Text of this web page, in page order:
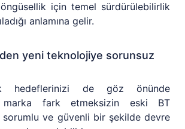
için temel sürdürülebilirlik
anlamına gelir.
yeni teknolojiye sorunsuz
hedeflerinizi de göz önünde
marka fark etmeksizin eski BT
sorumlu ve güvenli bir şekilde devre